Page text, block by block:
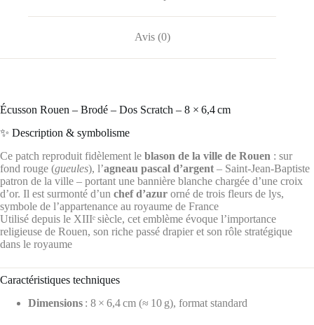
Avis (0)
Écusson Rouen – Brodé – Dos Scratch – 8 × 6,4 cm
✨ Description & symbolisme
Ce patch reproduit fidèlement le blason de la ville de Rouen : sur
fond rouge (gueules), l’agneau pascal d’argent – Saint‑Jean‑Baptiste
patron de la ville – portant une bannière blanche chargée d’une croix
d’or. Il est surmonté d’un chef d’azur orné de trois fleurs de lys,
symbole de l’appartenance au royaume de France
Utilisé depuis le XIIIᵉ siècle, cet emblème évoque l’importance
religieuse de Rouen, son riche passé drapier et son rôle stratégique
dans le royaume
Caractéristiques techniques
Dimensions : 8 × 6,4 cm (≈ 10 g), format standard